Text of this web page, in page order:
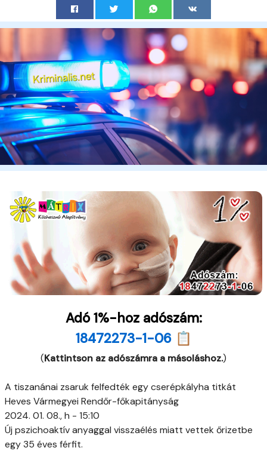
Adó 1%-hoz adószám:
18472273-1-06 📋
(Kattintson az adószámra a másoláshoz.)
A tiszanánai zsaruk felfedték egy cserépkályha titkát
Heves Vármegyei Rendőr-főkapitányság
2024. 01. 08., h - 15:10
Új pszichoaktív anyaggal visszaélés miatt vettek őrizetbe
egy 35 éves férfit.